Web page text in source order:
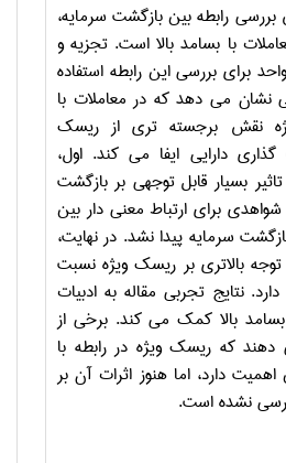
رابطه بین بازگشت سرمایه،
با بسامد بالا است. تجزیه و
برای بررسی این رابطه استفاده
نشان می دهد که در معاملات با
نقش برجسته تری از ریسک
گذاری دارایی ایفا می کند. اول،
بسیار قابل توجهی بر بازگشت
برای ارتباط معنی دار بین
سرمایه پیدا نشد. در نهایت،
توجه بالاتری بر ریسک ویژه نسبت
نتایج تجربی مقاله به ادبیات
بالا کمک می کند. برخی از
دهند که ریسک ویژه در رابطه با
اهمیت دارد، اما هنوز اثرات آن بر
نشده است.